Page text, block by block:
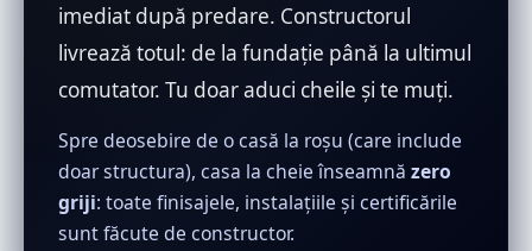
imediat după predare. Constructorul
livrează totul: de la fundație până la ultimul
comutator. Tu doar aduci cheile și te muți.
Spre deosebire de o casă la roșu (care include
doar structura), casa la cheie înseamnă zero
griji: toate finisajele, instalațiile și certificările
sunt făcute de constructor.